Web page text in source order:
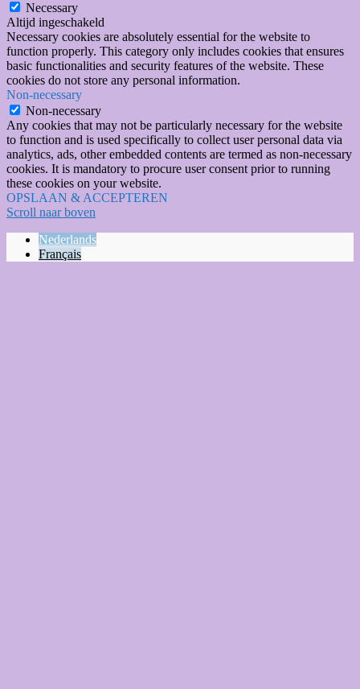
Necessary
Altijd ingeschakeld
Necessary cookies are absolutely essential for the website to
function properly. This category only includes cookies that ensures
basic functionalities and security features of the website. These
cookies do not store any personal information.
Non-necessary
Non-necessary
Any cookies that may not be particularly necessary for the website
to function and is used specifically to collect user personal data via
analytics, ads, other embedded contents are termed as non-necessary
cookies. It is mandatory to procure user consent prior to running
these cookies on your website.
OPSLAAN & ACCEPTEREN
Scroll naar boven
Nederlands
Français